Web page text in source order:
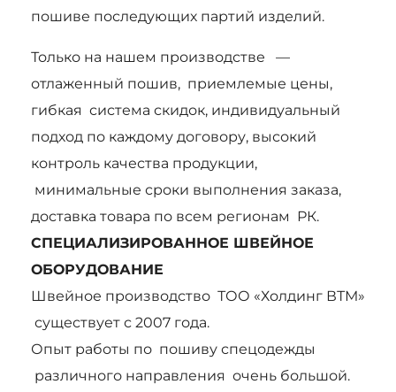
пошиве последующих партий изделий.
Только на нашем производстве —
отлаженный пошив, приемлемые цены,
гибкая система скидок, индивидуальный
подход по каждому договору, высокий
контроль качества продукции,
минимальные сроки выполнения заказа,
доставка товара по всем регионам РК.
СПЕЦИАЛИЗИРОВАННОЕ ШВЕЙНОЕ
ОБОРУДОВАНИЕ
Швейное производство ТОО «Холдинг ВТМ»
существует с 2007 года.
Опыт работы по пошиву спецодежды
различного направления очень большой.